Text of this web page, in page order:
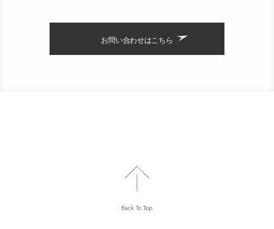
お問い合わせはこちら
Back To Top